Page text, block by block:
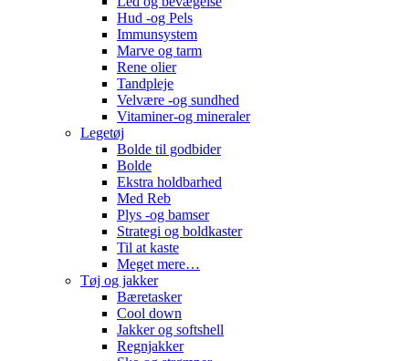
Hud -og Pels
Immunsystem
Marve og tarm
Rene olier
Tandpleje
Velvære -og sundhed
Vitaminer-og mineraler
Legetøj
Bolde til godbider
Bolde
Ekstra holdbarhed
Med Reb
Plys -og bamser
Strategi og boldkaster
Til at kaste
Meget mere…
Tøj og jakker
Bæretasker
Cool down
Jakker og softshell
Regnjakker